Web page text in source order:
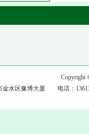
水区豫博大厦 电话：